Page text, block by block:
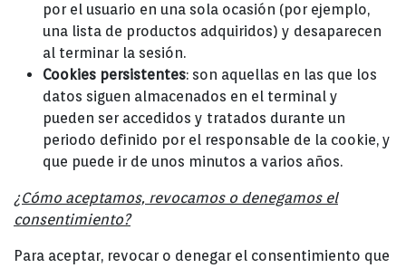
por el usuario en una sola ocasión (por ejemplo,
una lista de productos adquiridos) y desaparecen
al terminar la sesión.
Cookies persistentes: son aquellas en las que los
datos siguen almacenados en el terminal y
pueden ser accedidos y tratados durante un
periodo definido por el responsable de la cookie, y
que puede ir de unos minutos a varios años.
¿Cómo aceptamos, revocamos o denegamos el
consentimiento?
Para aceptar, revocar o denegar el consentimiento que